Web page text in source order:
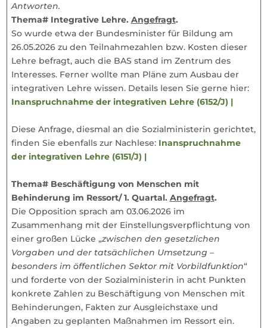
Antworten.
Thema# Integrative Lehre. Angefragt.
So wurde etwa der Bundesminister für Bildung am
26.05.2026 zu den Teilnahmezahlen bzw. Kosten dieser
Lehre befragt, auch die BAS stand im Zentrum des
Interesses. Ferner wollte man Pläne zum Ausbau der
integrativen Lehre wissen. Details lesen Sie gerne hier:
Inanspruchnahme der integrativen Lehre (6152/J) |
Diese Anfrage, diesmal an die Sozialministerin gerichtet,
finden Sie ebenfalls zur Nachlese: Inanspruchnahme
der integrativen Lehre (6151/J) |
Thema# Beschäftigung von Menschen mit
Behinderung im Ressort/ 1. Quartal. Angefragt.
Die Opposition sprach am 03.06.2026 im
Zusammenhang mit der Einstellungsverpflichtung von
einer großen Lücke „zwischen den gesetzlichen
Vorgaben und der tatsächlichen Umsetzung –
besonders im öffentlichen Sektor mit Vorbildfunktion“
und forderte von der Sozialministerin in acht Punkten
konkrete Zahlen zu Beschäftigung von Menschen mit
Behinderungen, Fakten zur Ausgleichstaxe und
Angaben zu geplanten Maßnahmen im Ressort ein.